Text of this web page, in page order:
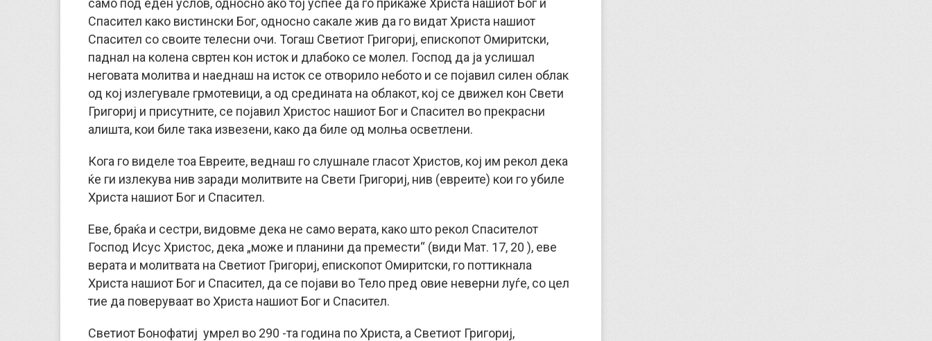
само под еден услов, односно ако тој успее да го прикаже Христа нашиот Бог и
Спасител како вистински Бог, односно сакале жив да го видат Христа нашиот
Спасител со своите телесни очи. Тогаш Светиот Григориј, епископот Омиритски,
паднал на колена свртен кон исток и длабоко се молел. Господ да ја услишал
неговата молитва и наеднаш на исток се отворило небото и се појавил силен облак
од кој излегувале грмотевици, а од средината на облакот, кој се движел кон Свети
Григориј и присутните, се појавил Христос нашиот Бог и Спасител во прекрасни
алишта, кои биле така извезени, како да биле од молња осветлени.
Кога го виделе тоа Евреите, веднаш го слушнале гласот Христов, кој им рекол дека
ќе ги излекува нив заради молитвите на Свети Григориј, нив (евреите) кои го убиле
Христа нашиот Бог и Спасител.
Еве, браќа и сестри, видовме дека не само верата, како што рекол Спасителот
Господ Исус Христос, дека „може и планини да премести“ (види Мат. 17, 20 ), еве
верата и молитвата на Светиот Григориј, епископот Омиритски, го поттикнала
Христа нашиот Бог и Спасител, да се појави во Тело пред овие неверни луѓе, со цел
тие да поверуваат во Христа нашиот Бог и Спасител.
Светиот Бонофатиј умрел во 290 -та година по Христа, а Светиот Григориј,